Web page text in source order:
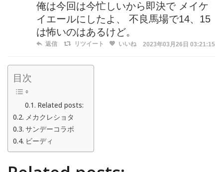
俺は今回は今忙しいから即決で メイケ
イエールにしたよ、 不良馬場で14、15
は怖いのはあるけど。
返信 リツイート いいね 2023年03月26日 03:21:15
目次
Related posts:
メカクレショタ
サンデーコラボ
ビーディ